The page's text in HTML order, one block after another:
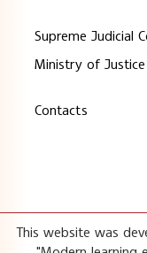
Supreme Judicial
Ministry of Justice
Contacts
This website was